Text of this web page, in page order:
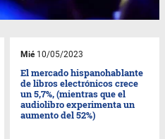
Mié10/05/2023
El mercado hispanohablante
de libros electrónicos crece
un 5,7%, (mientras que el
audiolibro experimenta un
aumento del 52%)